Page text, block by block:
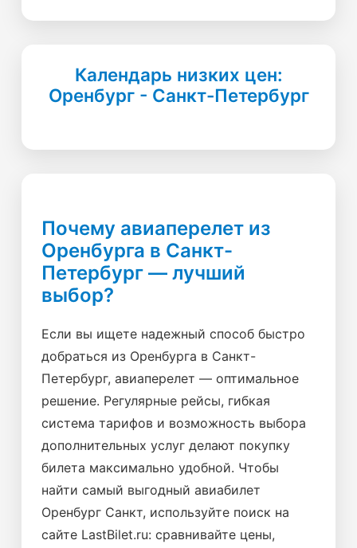
Календарь низких цен:
Оренбург - Санкт-Петербург
Почему авиаперелет из
Оренбурга в Санкт-
Петербург — лучший
выбор?
Если вы ищете надежный способ быстро
добраться из Оренбурга в Санкт-
Петербург, авиаперелет — оптимальное
решение. Регулярные рейсы, гибкая
система тарифов и возможность выбора
дополнительных услуг делают покупку
билета максимально удобной. Чтобы
найти самый выгодный авиабилет
Оренбург Санкт, используйте поиск на
сайте LastBilet.ru: сравнивайте цены,